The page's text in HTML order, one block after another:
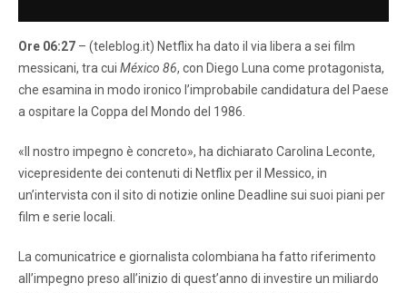
Ore 06:27 – (teleblog.it) Netflix ha dato il via libera a sei film
messicani, tra cui México 86, con Diego Luna come protagonista,
che esamina in modo ironico l’improbabile candidatura del Paese
a ospitare la Coppa del Mondo del 1986.
«Il nostro impegno è concreto», ha dichiarato Carolina Leconte,
vicepresidente dei contenuti di Netflix per il Messico, in
un’intervista con il sito di notizie online Deadline sui suoi piani per
film e serie locali.
La comunicatrice e giornalista colombiana ha fatto riferimento
all’impegno preso all’inizio di quest’anno di investire un miliardo